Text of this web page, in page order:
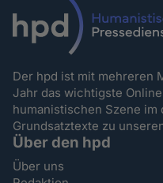
Der hpd ist mit mehreren
Jahr das wichtigste
humanistischen Szene im
Grundsatztexte zu
Über den hpd
Über uns